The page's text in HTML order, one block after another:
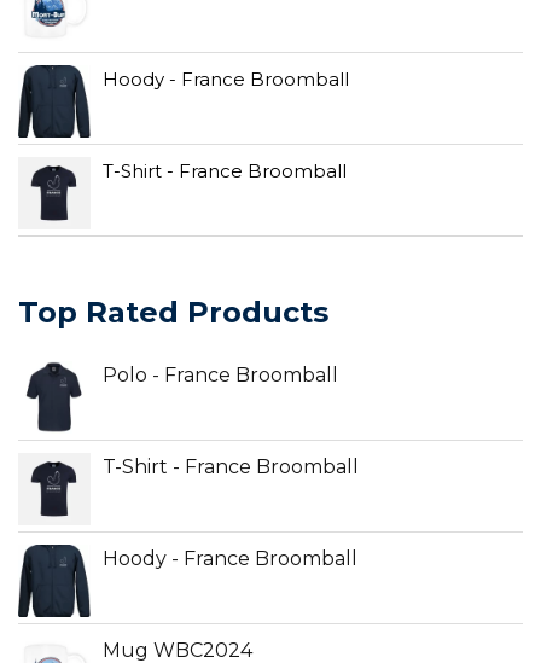
Hoody - France Broomball
T-Shirt - France Broomball
Top Rated Products
Polo - France Broomball
T-Shirt - France Broomball
Hoody - France Broomball
Mug WBC2024